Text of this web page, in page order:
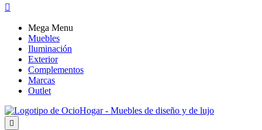

Mega Menu
Muebles
Iluminación
Exterior
Complementos
Marcas
Outlet
